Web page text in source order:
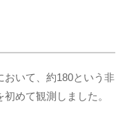
おいて、約180という非
初めて観測しました。